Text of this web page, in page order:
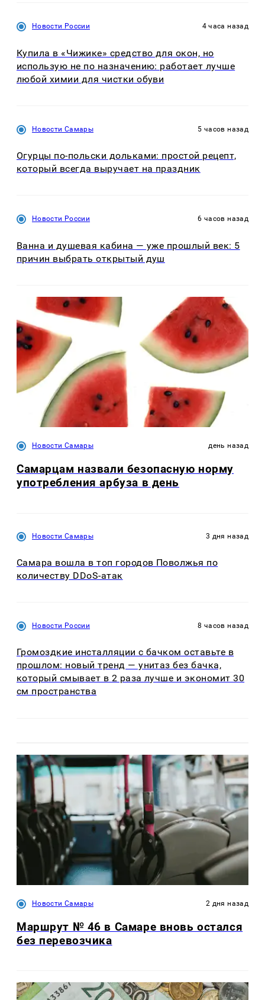
Новости России 4 часа назад
Купила в «Чижике» средство для окон, но
использую не по назначению: работает лучше
любой химии для чистки обуви
Новости Самары 5 часов назад
Огурцы по‑польски дольками: простой рецепт,
который всегда выручает на праздник
Новости России 6 часов назад
Ванна и душевая кабина — уже прошлый век: 5
причин выбрать открытый душ
Новости Самары день назад
Самарцам назвали безопасную норму
употребления арбуза в день
Новости Самары 3 дня назад
Самара вошла в топ городов Поволжья по
количеству DDoS-атак
Новости России 8 часов назад
Громоздкие инсталляции с бачком оставьте в
прошлом: новый тренд — унитаз без бачка,
который смывает в 2 раза лучше и экономит 30
см пространства
Новости Самары 2 дня назад
Маршрут № 46 в Самаре вновь остался
без перевозчика